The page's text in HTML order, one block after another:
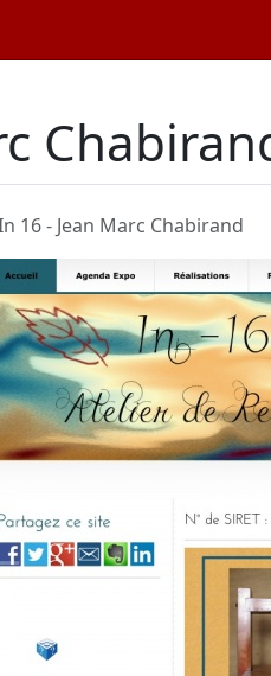
16 - Jean Marc Chabirand